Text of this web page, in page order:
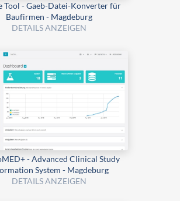
Tool - Gaeb-Datei-Konverter für
Baufirmen - Magdeburg
DETAILS ANZEIGEN
- Advanced Clinical Study
System - Magdeburg
DETAILS ANZEIGEN